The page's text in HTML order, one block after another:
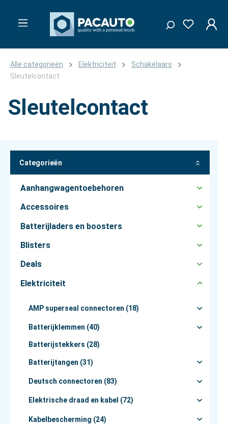
Alle categorieën Elektriciteit
Schakelaars
Sleutelcontact
Sleutelcontact
Categorieën
Aanhangwagentoebehoren
Accessoires
Batterijladers en boosters
Blisters
Deals
Elektriciteit
AMP superseal connectoren (18)
Batterijklemmen (40)
Batterijstekkers (28)
Batterijtangen (31)
Deutsch connectoren (83)
Elektrische draad en kabel (72)
Kabelbescherming (24)